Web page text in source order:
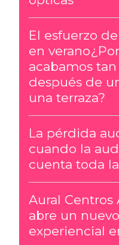
El esfuerzo
en
acabamos
después de
una terraza?
La pérdida
cuando la
cuenta toda
Aural Centros
abre un
experiencial